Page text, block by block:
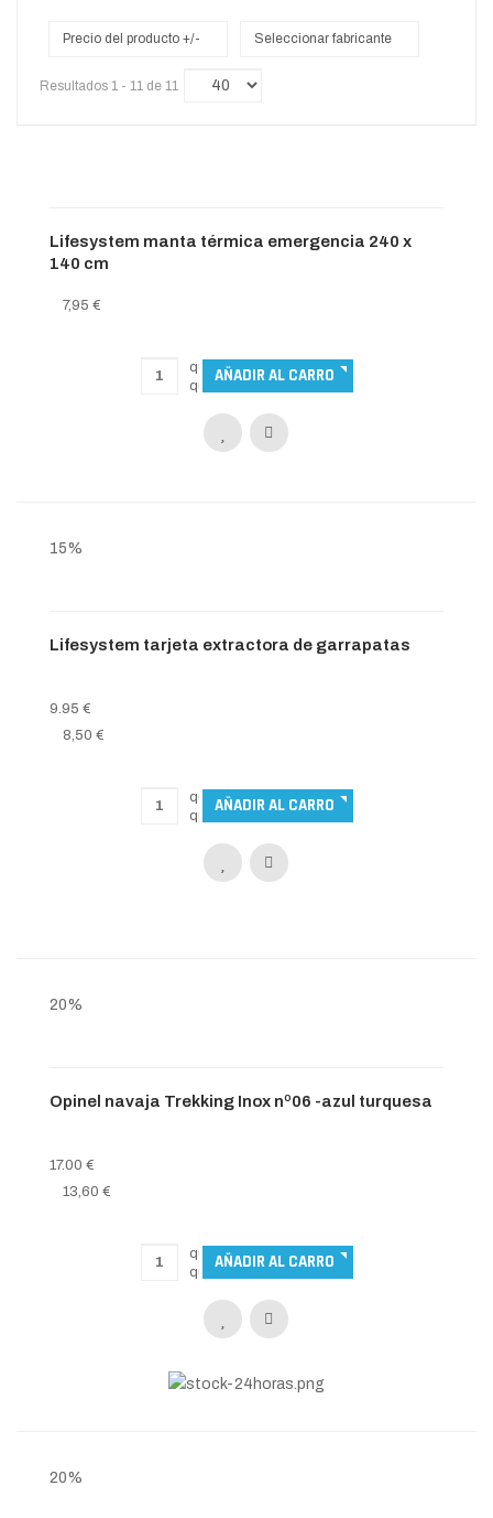
Precio del producto +/- Seleccionar fabricante
Resultados 1 - 11 de 11
Lifesystem manta térmica emergencia 240 x
140 cm
7,95 €
15%
Lifesystem tarjeta extractora de garrapatas
9.95 €
8,50 €
20%
Opinel navaja Trekking Inox nº06 -azul turquesa
17.00 €
13,60 €
20%